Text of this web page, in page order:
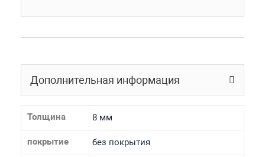
Дополнительная информация
Толщина 8 мм
покрытие без покрытия